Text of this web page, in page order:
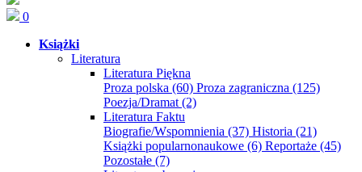
0
Książki
Literatura
Literatura Piękna
Proza polska (60) Proza zagraniczna (125)
Poezja/Dramat (2)
Literatura Faktu
Biografie/Wspomnienia (37) Historia (21)
Książki popularnonaukowe (6) Reportaże (45)
Pozostałe (7)